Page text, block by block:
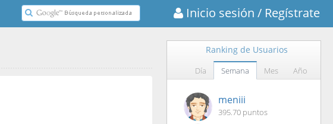
Inicio sesión / Regístrate
Ranking de Usuarios
Día Semana Mes Año
meniii
395.70 puntos